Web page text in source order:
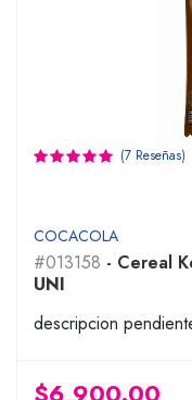
(7 Reseñas)
COCACOLA
#013158 - Cereal
UNI
descripcion